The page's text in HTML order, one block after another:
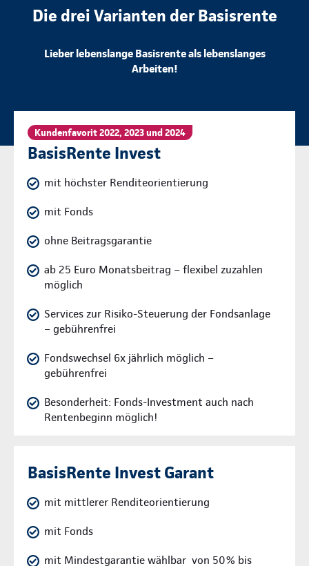
Die drei Varianten der Basisrente
Lieber lebenslange Basisrente als lebenslanges
Arbeiten!
Kundenfavorit 2022, 2023 und 2024
BasisRente Invest
mit höchster Renditeorientierung
mit Fonds
ohne Beitragsgarantie
ab 25 Euro Monatsbeitrag – flexibel zuzahlen
möglich
Services zur Risiko-Steuerung der Fondsanlage
– gebührenfrei
Fondswechsel 6x jährlich möglich –
gebührenfrei
Besonderheit: Fonds-Investment auch nach
Rentenbeginn möglich!
BasisRente Invest Garant
mit mittlerer Renditeorientierung
mit Fonds
mit Mindestgarantie wählbar von 50% bis